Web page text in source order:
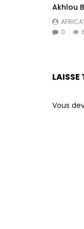
Akhlou
0
Vous